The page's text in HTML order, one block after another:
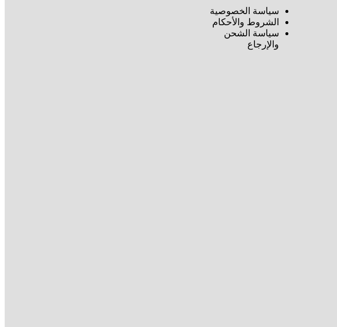
سياسة الخصوصية
الشروط والأحكام
سياسة الشحن
والإرجاع